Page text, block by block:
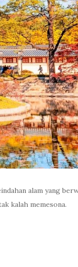
alam yang
kalah memesona.